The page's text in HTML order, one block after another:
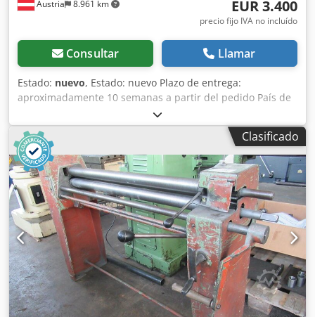
Austria 8.961 km EUR 3.400
precio fijo IVA no incluído
Consultar Llamar
Estado: nuevo, Estado: nuevo Plazo de entrega:
aproximadamente 10 semanas a partir del pedido País de
origen: Turquía Precio: 3400 € Longitud de plegado: 1270
mm Capacidad máxima de plegado - acero de
construcción: 1,2 mm Diámetro del rodillo superior: 68 mm
Chedpfeynndrsx Ac Uja Potencia del motor: 1,5 kW
Longitud: 1610 mm Ancho: 700 mm Altura: 1160 mm Peso:
385 kg 3 rodillos Disposición asimétrica de los rodillos -
con pre-plegado Ranuras para el alimentador de hilo en
los rodillos inferior y trasero Ajuste del rodillo inferior
mediante una palanca central - con preengranaje de
rueda Estructura base Manual de instrucciones en
ALEMÁN o INGLÉS
Clasificado